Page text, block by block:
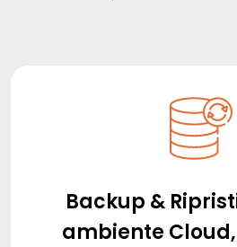
Backup &
ambiente